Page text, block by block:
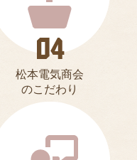
松本電気商会
のこだわり